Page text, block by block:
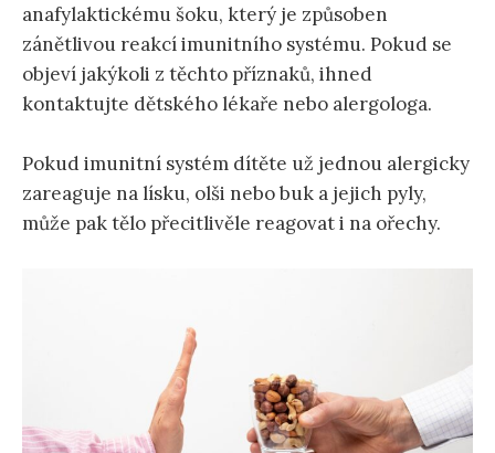
anafylaktickému šoku, který je způsoben
zánětlivou reakcí imunitního systému. Pokud se
objeví jakýkoli z těchto příznaků, ihned
kontaktujte dětského lékaře nebo alergologa.
Pokud imunitní systém dítěte už jednou alergicky
zareaguje na lísku, olši nebo buk a jejich pyly,
může pak tělo přecitlivěle reagovat i na ořechy.